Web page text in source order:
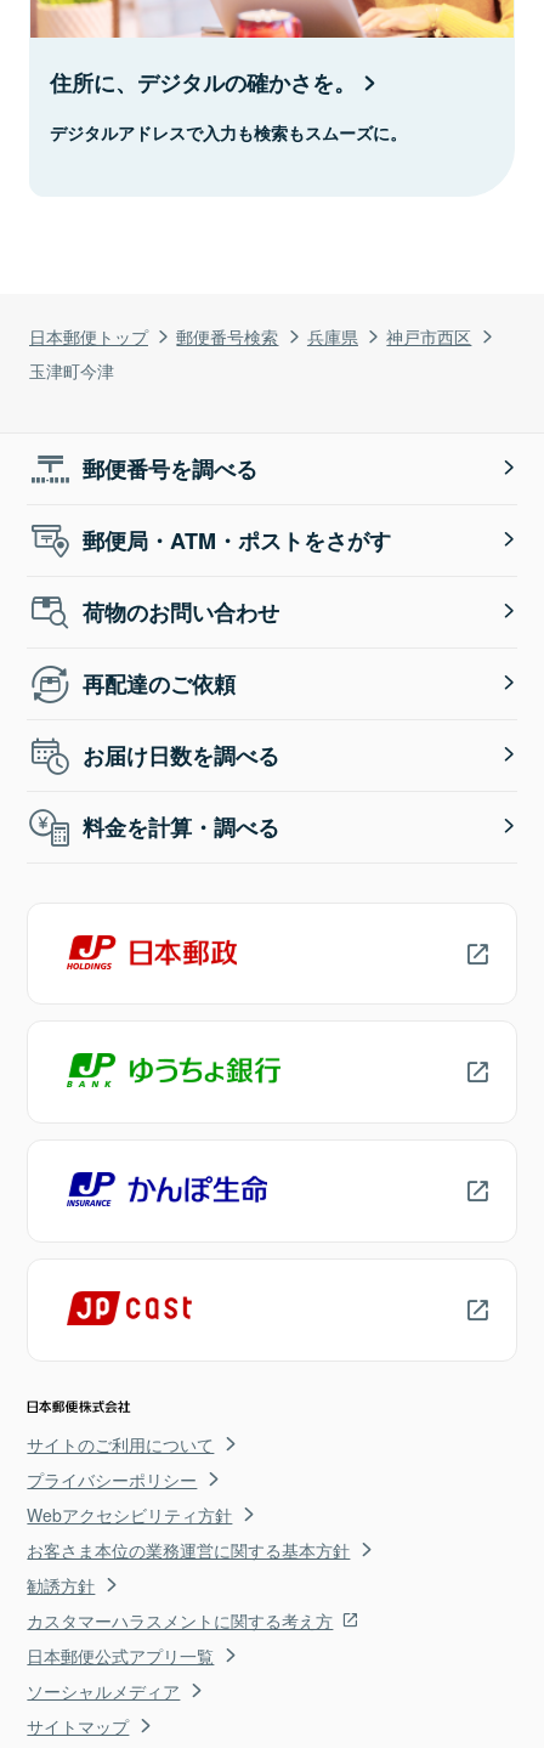
日本郵便トップ 郵便番号検索 兵庫県
神戸市西区
玉津町今津
住所に、デジタルの確かさを。
デジタルアドレスで入力も検索もスムーズに。
郵便番号を調べる
郵便局・ATM・ポストをさがす
荷物のお問い合わせ
再配達のご依頼
お届け日数を調べる
料金を計算・調べる
サイトのご利用について
プライバシーポリシー
Webアクセシビリティ方針
お客さま本位の業務運営に関する基本方針
勧誘方針
カスタマーハラスメントに関する考え方
日本郵便公式アプリ一覧
ソーシャルメディア
サイトマップ